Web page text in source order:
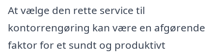
At vælge den rette service til
kontorrengøring kan være en afgørende
faktor for et sundt og produktivt